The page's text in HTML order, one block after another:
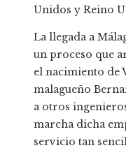
Unidos y Reino
La llegada a
un proceso que
el nacimiento de
malagueño
a otros
marcha dicha
servicio tan